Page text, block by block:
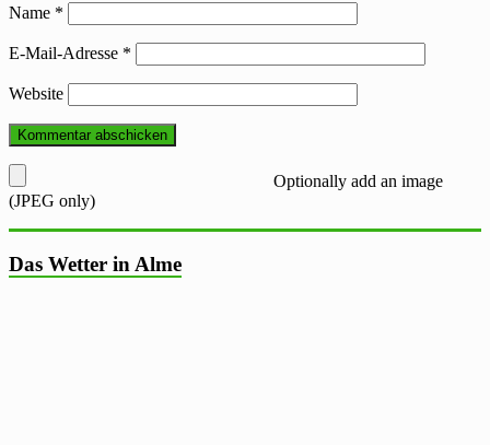
Name *
E-Mail-Adresse *
Website
Optionally add an image
(JPEG only)
Das Wetter in Alme